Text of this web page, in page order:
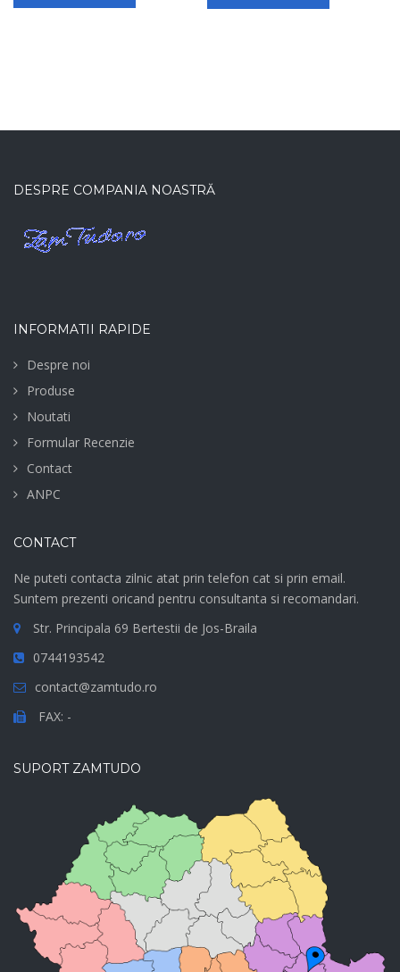
DESPRE COMPANIA NOASTRĂ
INFORMATII RAPIDE
Despre noi
Produse
Noutati
Formular Recenzie
Contact
ANPC
CONTACT
Ne puteti contacta zilnic atat prin telefon cat si prin email.
Suntem prezenti oricand pentru consultanta si recomandari.
Str. Principala 69 Bertestii de Jos-Braila
0744193542
contact@zamtudo.ro
FAX: -
SUPORT ZAMTUDO